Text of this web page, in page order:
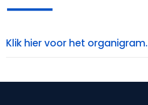
Klik hier voor het organigram.